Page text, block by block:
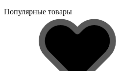
Популярные товары